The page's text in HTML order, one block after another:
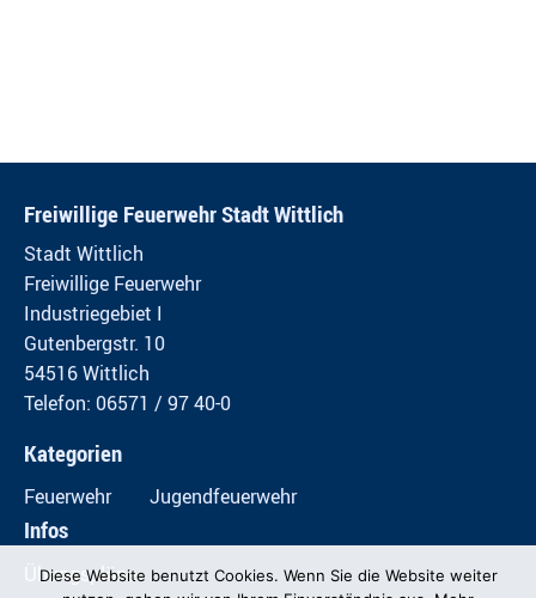
Freiwillige Feuerwehr Stadt Wittlich
Stadt Wittlich
Freiwillige Feuerwehr
Industriegebiet I
Gutenbergstr. 10
54516 Wittlich
Telefon: 06571 / 97 40-0
Kategorien
Feuerwehr Jugendfeuerwehr
Infos
Übungspläne
Diese Website benutzt Cookies. Wenn Sie die Website weiter